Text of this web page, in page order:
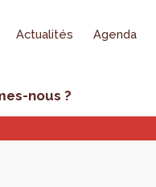
Actualités Agenda
nous ?